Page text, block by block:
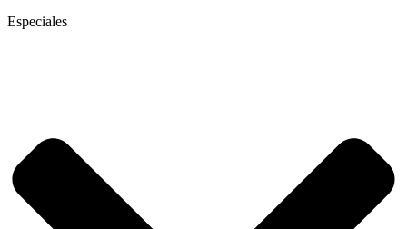
Especiales